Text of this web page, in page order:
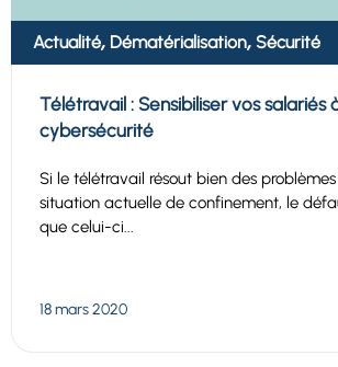
Actualité, Dématérialisation, Sécurité
Télétravail : Sensibiliser vos salariés
cybersécurité
Si le télétravail résout bien des
situation actuelle de confinement, le
que celui-ci...
18 mars 2020